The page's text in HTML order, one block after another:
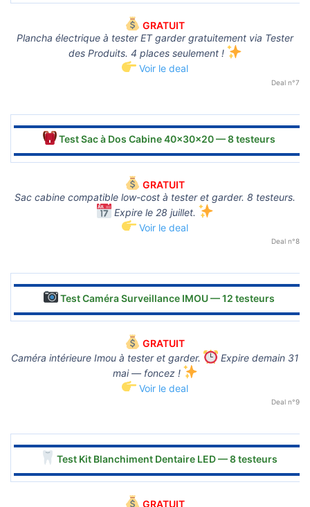
GRATUIT
Plancha électrique à tester ET garder gratuitement via Tester
des Produits. 4 places seulement !
Voir le deal
Deal n°7
▬▬▬▬▬▬▬▬▬▬▬▬▬▬▬▬▬▬▬▬▬▬▬▬▬▬▬▬▬▬
Test Sac à Dos Cabine 40x30x20 — 8 testeurs
▬▬▬▬▬▬▬▬▬▬▬▬▬▬▬▬▬▬▬▬▬▬▬▬▬▬▬▬▬▬
GRATUIT
Sac cabine compatible low-cost à tester et garder. 8 testeurs.
Expire le 28 juillet.
Voir le deal
Deal n°8
▬▬▬▬▬▬▬▬▬▬▬▬▬▬▬▬▬▬▬▬▬▬▬▬▬▬▬▬▬▬
Test Caméra Surveillance IMOU — 12 testeurs
▬▬▬▬▬▬▬▬▬▬▬▬▬▬▬▬▬▬▬▬▬▬▬▬▬▬▬▬▬▬
GRATUIT
Caméra intérieure Imou à tester et garder.
Expire demain 31
mai — foncez !
Voir le deal
Deal n°9
▬▬▬▬▬▬▬▬▬▬▬▬▬▬▬▬▬▬▬▬▬▬▬▬▬▬▬▬▬▬
Test Kit Blanchiment Dentaire LED — 8 testeurs
▬▬▬▬▬▬▬▬▬▬▬▬▬▬▬▬▬▬▬▬▬▬▬▬▬▬▬▬▬▬
GRATUIT